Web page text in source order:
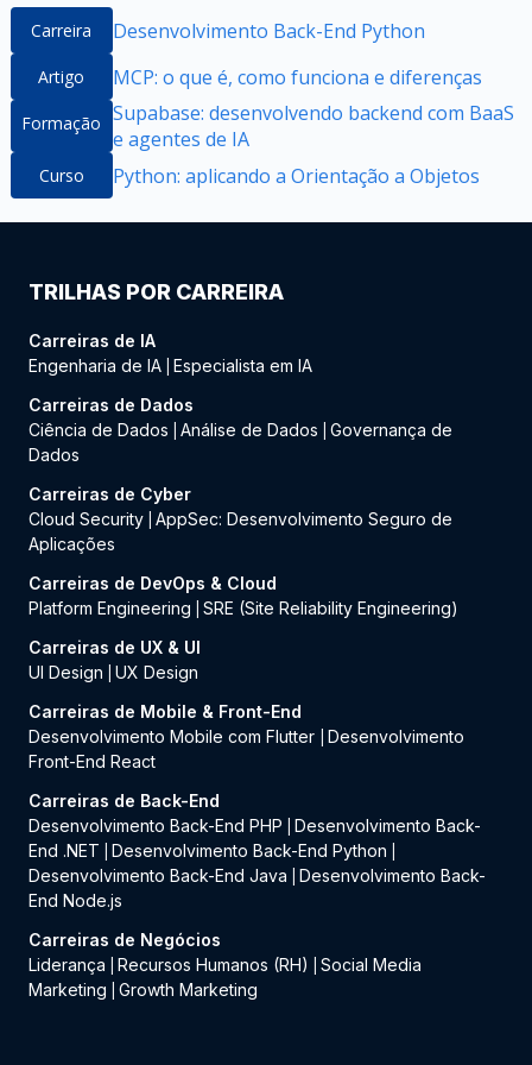
Carreira Desenvolvimento Back-End Python
Artigo MCP: o que é, como funciona e diferenças
Formação Supabase: desenvolvendo backend com BaaS
e agentes de IA
Curso Python: aplicando a Orientação a Objetos
TRILHAS POR CARREIRA
Carreiras de IA
Engenharia de IA Especialista em IA
Carreiras de Dados
Ciência de Dados
Análise de Dados
Governança de
Dados
Carreiras de Cyber
Cloud Security AppSec: Desenvolvimento Seguro de
Aplicações
Carreiras de DevOps & Cloud
Platform Engineering
SRE (Site Reliability Engineering)
Carreiras de UX & UI
UI Design
UX Design
Carreiras de Mobile & Front-End
Desenvolvimento Mobile com Flutter
Desenvolvimento
Front-End React
Carreiras de Back-End
Desenvolvimento Back-End PHP
Desenvolvimento Back-
End .NET
Desenvolvimento Back-End Python
Desenvolvimento Back-End Java
Desenvolvimento Back-
End Node.js
Carreiras de Negócios
Liderança
Recursos Humanos (RH)
Social Media
Marketing
Growth Marketing